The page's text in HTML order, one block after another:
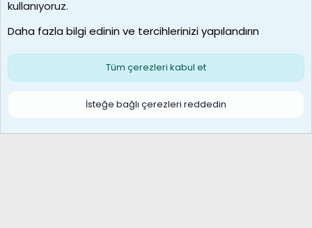
Son üye
Çerezler
S
kullanıyoruz.
Daha fazla bilgi edinin ve tercihlerinizi yapılandırın
Tüm çerezleri kabul et
İsteğe bağlı çerezleri reddedin